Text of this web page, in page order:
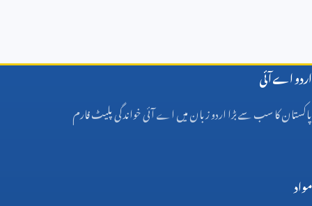
اردو اے آئی
پاکستان کا سب سے بڑا اردو زبان میں اے آئی خواندگی پلیٹ فارم
مواد